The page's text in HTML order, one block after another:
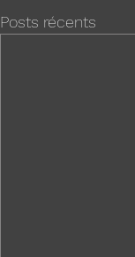
Posts récents